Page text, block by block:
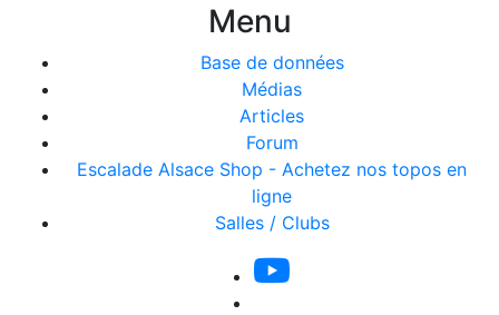
Menu
Base de données
Médias
Articles
Forum
Escalade Alsace Shop - Achetez nos topos en
ligne
Salles / Clubs